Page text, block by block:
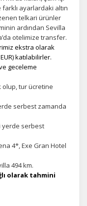
ayarlardaki altın
telkari ürünler
ardından Sevilla
otelimize transfer.
ekstra olarak
katılabilirler.
geceleme
olup, tur ücretine
serbest zamanda
yerde serbest
4*, Exe Gran Hotel
494 km.
olarak tahmini